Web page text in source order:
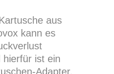
aus
kann es
hierfür ist ein
Adapter.